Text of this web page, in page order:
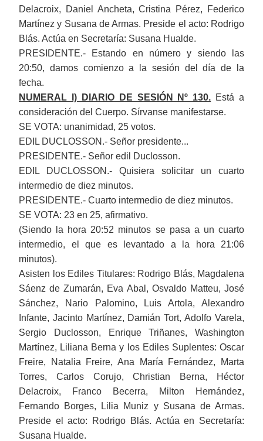
Delacroix,
Daniel Ancheta, Cristina Pérez, Federico
Martínez y Susana de Armas. Preside el acto: Rodrigo
Blás. Actúa en Secretaría: Susana Hualde.
PRESIDENTE.- Estando en número y siendo las
20:50, damos comienzo a la sesión del día de la
fecha.
NUMERAL I) DIARIO DE SESIÓN Nº 130. Está a
consideración del Cuerpo. Sírvanse manifestarse.
SE VOTA: unanimidad, 25 votos.
EDIL DUCLOSSON.- Señor presidente...
PRESIDENTE.- Señor edil Duclosson.
EDIL DUCLOSSON.- Quisiera solicitar un cuarto
intermedio de diez minutos.
PRESIDENTE.- Cuarto intermedio de diez minutos.
SE VOTA: 23 en 25, afirmativo.
(Siendo la hora 20:52 minutos se pasa a un cuarto
intermedio, el que es levantado a la hora 21:06
minutos).
Asisten los Ediles Titulares: Rodrigo Blás, Magdalena
Sáenz de Zumarán, Eva Abal, Osvaldo Matteu, José
Sánchez, Nario Palomino, Luis Artola, Alexandro
Infante, Jacinto Martínez, Damián Tort, Adolfo Varela,
Sergio Duclosson, Enrique Triñanes, Washington
Martínez, Liliana Berna y los Ediles Suplentes: Oscar
Freire, Natalia Freire, Ana María Fernández, Marta
Torres, Carlos Corujo, Christian Berna, Héctor
Delacroix,
Franco Becerra, Milton Hernández,
Fernando Borges, Lilia Muniz y Susana de Armas.
Preside el acto:
Rodrigo Blás. Actúa en Secretaría:
Susana Hualde.